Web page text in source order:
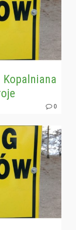
Kopalniana
0